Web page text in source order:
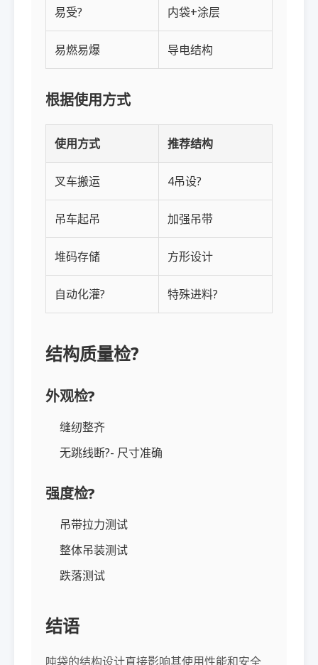
易受? 内袋+涂层
易燃易爆 导电结构
根据使用方式
使用方式 推荐结构
叉车搬运 4吊设?
吊车起吊 加强吊带
堆码存储 方形设计
自动化灌? 特殊进料?
结构质量检?
外观检?
缝纫整齐
无跳线断?- 尺寸准确
强度检?
吊带拉力测试
整体吊装测试
跌落测试
结语
吨袋的结构设计直接影响其使用性能和安全